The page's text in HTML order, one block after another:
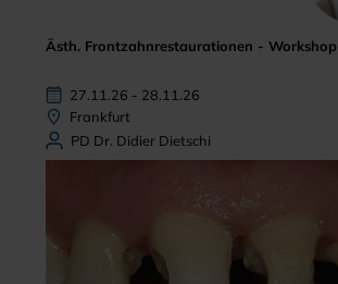
Ästh. Frontzahnrestaurationen - Workshop
27.11.26 - 28.11.26
Frankfurt
PD Dr. Didier Dietschi